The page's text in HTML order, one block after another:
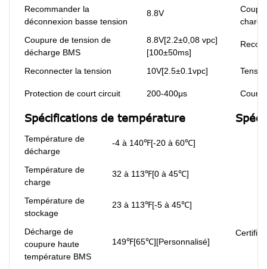
Recommander la
déconnexion basse tension
8.8V
Coupure de tension de
décharge BMS
8.8V[2.2±0,08 vpc]
[100±50ms]
Reconnecter la tension 10V[2.5±0.1vpc]
Protection de court circuit 200-400μs
Spécifications de température
Température de
décharge
-4 à 140℉[-20 à 60℃]
Température de
charge
32 à 113℉[0 à 45℃]
Température de
stockage
23 à 113℉[-5 à 45℃]
Décharge de
coupure haute
température BMS
149℉[65℃][Personnalisé]